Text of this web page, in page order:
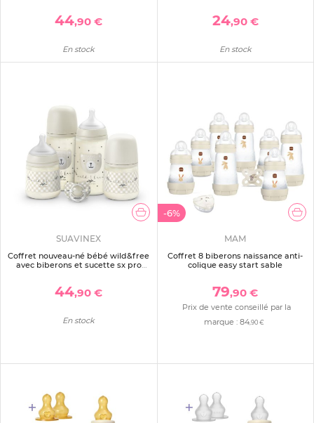
44,90 €
En stock
24,90 €
En stock
SUAVINEX
Coffret nouveau-né bébé wild&free
avec biberons et sucette sx pro
44,90 €
En stock
-6%
MAM
Coffret 8 biberons naissance anti-
colique easy start sable
79,90 €
Prix de vente conseillé par la
marque : 84,90 €